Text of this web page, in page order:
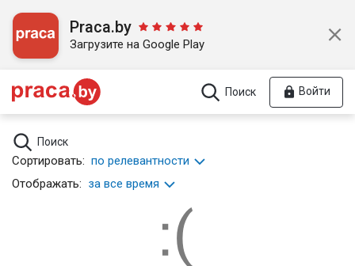
Praca.by
Загрузите на Google Play
Поиск Войти
Поиск
Сортировать: по релевантности
Отображать: за все время